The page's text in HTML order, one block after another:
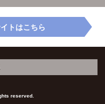
トはこちら
reserved.